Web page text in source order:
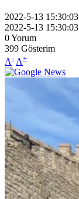
2022-5-13 15:30:03
2022-5-13 15:30:03
0Yorum
399 Gösterim
A- A+